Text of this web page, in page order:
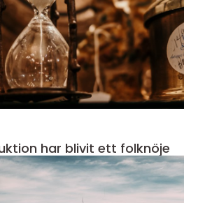
har blivit ett folknöje